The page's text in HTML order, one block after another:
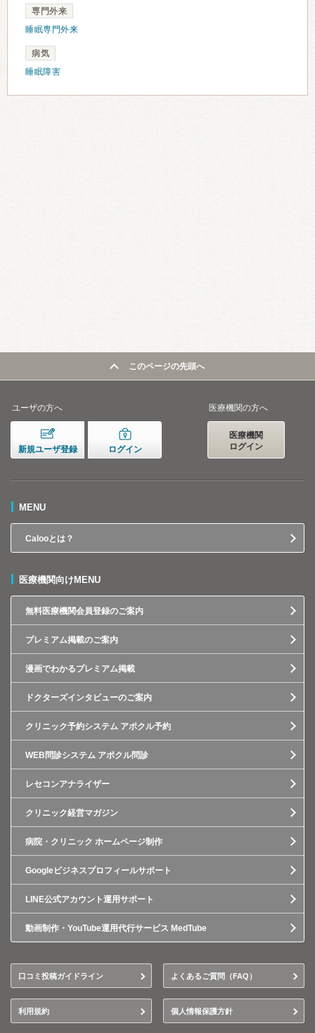
専門外来
睡眠専門外来
病気
睡眠障害
このページの先頭へ
ユーザの方へ
新規ユーザ登録 ログイン
医療機関の方へ
医療機関
ログイン
MENU
Calooとは？
医療機関向けMENU
無料医療機関会員登録のご案内
プレミアム掲載のご案内
漫画でわかるプレミアム掲載
ドクターズインタビューのご案内
クリニック予約システム アポクル予約
WEB問診システム アポクル問診
レセコンアナライザー
クリニック経営マガジン
病院・クリニック ホームページ制作
Googleビジネスプロフィールサポート
LINE公式アカウント運用サポート
動画制作・YouTube運用代行サービス MedTube
口コミ投稿ガイドライン よくあるご質問（FAQ）
利用規約 個人情報保護方針